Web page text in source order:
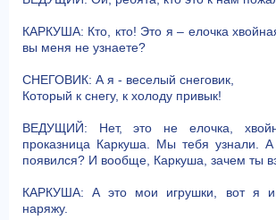
КАРКУША: Кто, кто! Это я – елочка
вы меня не узнаете?
СНЕГОВИК: А я - веселый снеговик,
Который к снегу, к холоду привык!
ВЕДУЩИЙ: Нет, это не елочка,
проказница Каркуша. Мы тебя узнали. А
появился? И вообще, Каркуша, зачем ты
КАРКУША: А это мои игрушки, вот я
наряжу.